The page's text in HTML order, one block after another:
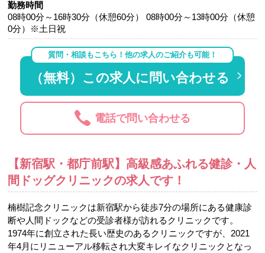
勤務時間
08時00分～16時30分（休憩60分） 08時00分～13時00分（休憩
0分）※土日祝
質問・相談もこちら！他の求人のご紹介も可能！
（無料）この求人に問い合わせる
電話で問い合わせる
【新宿駅・都庁前駅】高級感あふれる健診・人
間ドッグクリニックの求人です！
楠樹記念クリニックは新宿駅から徒歩7分の場所にある健康診
断や人間ドックなどの受診者様が訪れるクリニックです。
1974年に創立された長い歴史のあるクリニックですが、2021
年4月にリニューアル移転され大変キレイなクリニックとなっ